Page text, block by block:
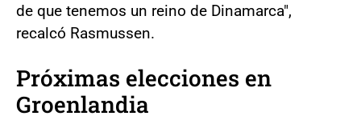
de que tenemos un reino de Dinamarca",
recalcó Rasmussen.
Próximas elecciones en
Groenlandia